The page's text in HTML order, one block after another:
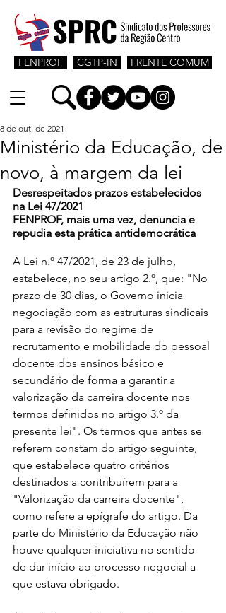
CGTP-IN
FENPROF FRENTE COMUM
Ministério da Educação, de
novo, à margem da lei
8 de out. de 2021
Desrespeitados prazos estabelecidos
na Lei 47/2021
FENPROF, mais uma vez, denuncia e
repudia esta prática antidemocrática
A Lei n.º 47/2021, de 23 de julho,
estabelece, no seu artigo 2.º, que: "No
prazo de 30 dias, o Governo inicia
negociação com as estruturas sindicais
para a revisão do regime de
recrutamento e mobilidade do pessoal
docente dos ensinos básico e
secundário de forma a garantir a
valorização da carreira docente nos
termos definidos no artigo 3.º da
presente lei". Os termos que antes se
referem constam do artigo seguinte,
que estabelece quatro critérios
destinados a contribuírem para a
"Valorização da carreira docente",
como refere a epígrafe do artigo. Da
parte do Ministério da Educação não
houve qualquer iniciativa no sentido
de dar início ao processo negocial a
que estava obrigado.